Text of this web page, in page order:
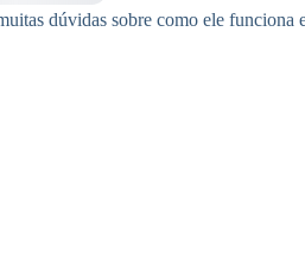
dúvidas sobre como ele funciona